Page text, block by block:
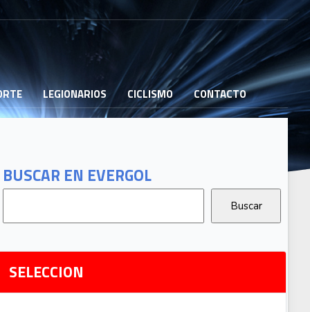
LEGIONARIOS CICLISMO CONTACTO
BUSCAR EN EVERGOL
SELECCION